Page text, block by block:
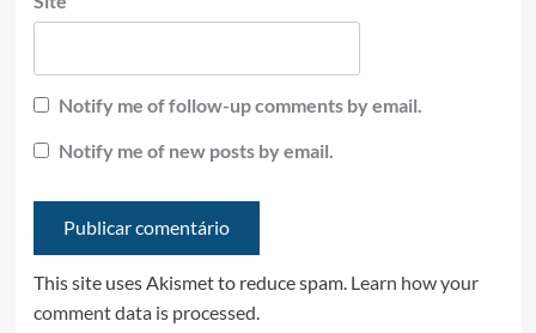
Notify me of follow-up comments by email.
Notify me of new posts by email.
This site uses Akismet to reduce spam. Learn how your
comment data is processed.